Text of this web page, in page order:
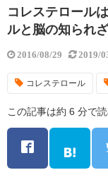
コレステロール
ルと脳の知られ
2016/08/29 2019/
コレステロール
この記事は約 6 分で読